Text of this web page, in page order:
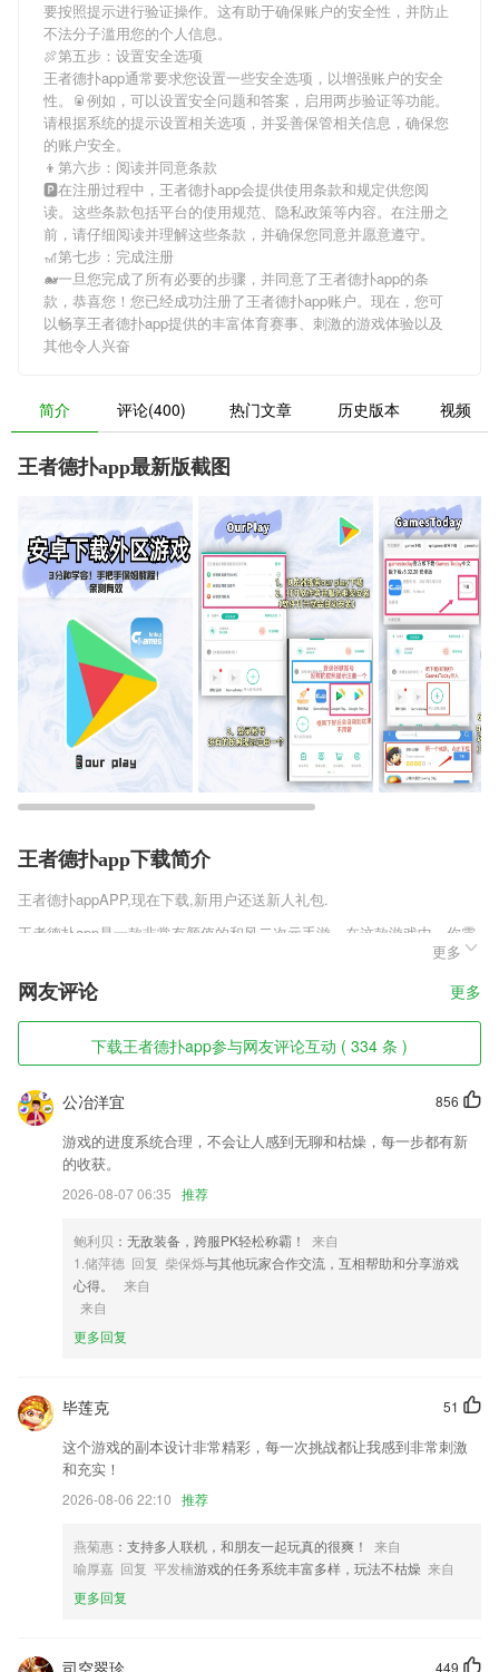
要按照提示进行验证操作。这有助于确保账户的安全性，并防止
不法分子滥用您的个人信息。
🍖第五步：设置安全选项
王者德扑app通常要求您设置一些安全选项，以增强账户的安全
性。🥫例如，可以设置安全问题和答案，启用两步验证等功能。
请根据系统的提示设置相关选项，并妥善保管相关信息，确保您
的账户安全。
👦第六步：阅读并同意条款
🅿在注册过程中， 王者德扑app会提供使用条款和规定供您阅
读。这些条款包括平台的使用规范、隐私政策等内容。在注册之
前，请仔细阅读并理解这些条款，并确保您同意并愿意遵守。
🎢第七步：完成注册
🐋一旦您完成了所有必要的步骤，并同意了王者德扑app的条
款，恭喜您！您已经成功注册了王者德扑app账户。现在，您可
以畅享王者德扑app提供的丰富体育赛事、刺激的游戏体验以及
其他令人兴奋
简介 评论(400) 热门文章 历史版本 视频
王者德扑app最新版截图
王者德扑app下载简介
王者德扑appAPP,现在下载,新用户还送新人礼包.
王者德扑app是一款非常有颜值的和风二次元手游，在这款游戏中，你需
要和来自忍者村的性格外貌各异的美少女相识，并且对她们进行培养，在
这个过程中，将会发生各式各样的日常故事，你对她们的了解会逐渐加
深，最终共同完成你们最终的任务。快来体验一下吧。
王者德扑app软件特色
1,支持系统相册文字识别，无需打开APP即可快速完成识别；
2,真实信息:严格规范失踪预警信息发布,最大限度的减少无效或虚假失踪
信息,提高公安部打击拐卖、诱拐儿童的效率;
3,诉讼指南:为诉讼人提供诉讼帮助服务
4,高额收益：100赚分享点击价格高，邀请好友后分红高，有500个活跃
5,让企业以及各大机构线上咨询认证变得更加规划，也能够省下很多麻
6,容单店和连锁模式,可随商户企业的发展提供持续信息化支持同时,无网
络状态可保证基础业务顺畅运行,线下业务100%可用率
1.直接记录考试图片，上传给专业教授指导，几秒钟内得到分析结果。
2.早检测论文查重系统将平台上的这些英语论文转换中文，有精准的计算
方式来为大家检查论文
3.发现和结识更多喜爱朗诵的朋友，一起品读文字之美。
5.教师通过布置记录可以清晰地把控作业布置的历史过程，了解自己教学
中已完成和未完成的教学目标
更多
网友评论 更多
下载王者德扑app参与网友评论互动 ( 334 条 )
856
公冶洋宜
游戏的进度系统合理，不会让人感到无聊和枯燥，每一步都有新
的收获。
2026-08-07 06:35 推荐
鲍利贝 ：无敌装备，跨服PK轻松称霸！
来自
1.储萍德 回复 柴保烁与其他玩家合作交流，互相帮助和分享游戏
心得。
来自
来自
更多回复
51
毕莲克
这个游戏的副本设计非常精彩，每一次挑战都让我感到非常刺激
和充实！
2026-08-06 22:10 推荐
燕菊惠 ：支持多人联机，和朋友一起玩真的很爽！
来自
喻厚嘉 回复 平发楠游戏的任务系统丰富多样，玩法不枯燥 来自
更多回复
449
司空翠珍